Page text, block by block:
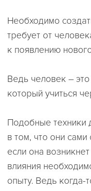
Необходимо
требует от
к появлению
Ведь человек –
который учиться
Подобные техники
в том, что они
если она
влияния
опыту. Ведь когда-